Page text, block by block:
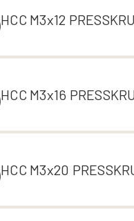
HCC M3x12
HCC M3x16
HCC M3x20